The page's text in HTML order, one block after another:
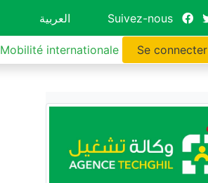
العربية Suivez-nous
Mobilité internationale Se connecter